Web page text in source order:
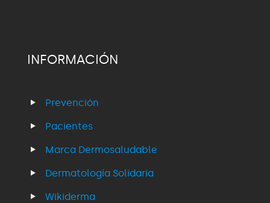
INFORMACIÓN
Prevención
Pacientes
Marca Dermosaludable
Dermatología Solidaria
Wikiderma